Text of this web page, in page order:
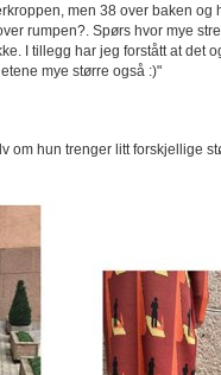
men 38 over baken og
rumpen?. Spørs hvor mye
I tillegg har jeg forstått at det
mye større også :)"
om hun trenger litt forskjellige